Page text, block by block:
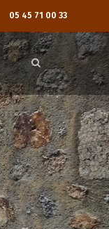
05 45 71 00 33